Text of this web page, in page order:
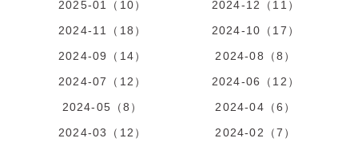
2025-01（10）
2024-12（11）
2024-11（18）
2024-10（17）
2024-09（14）
2024-08（8）
2024-07（12）
2024-06（12）
2024-05（8）
2024-04（6）
2024-03（12）
2024-02（7）